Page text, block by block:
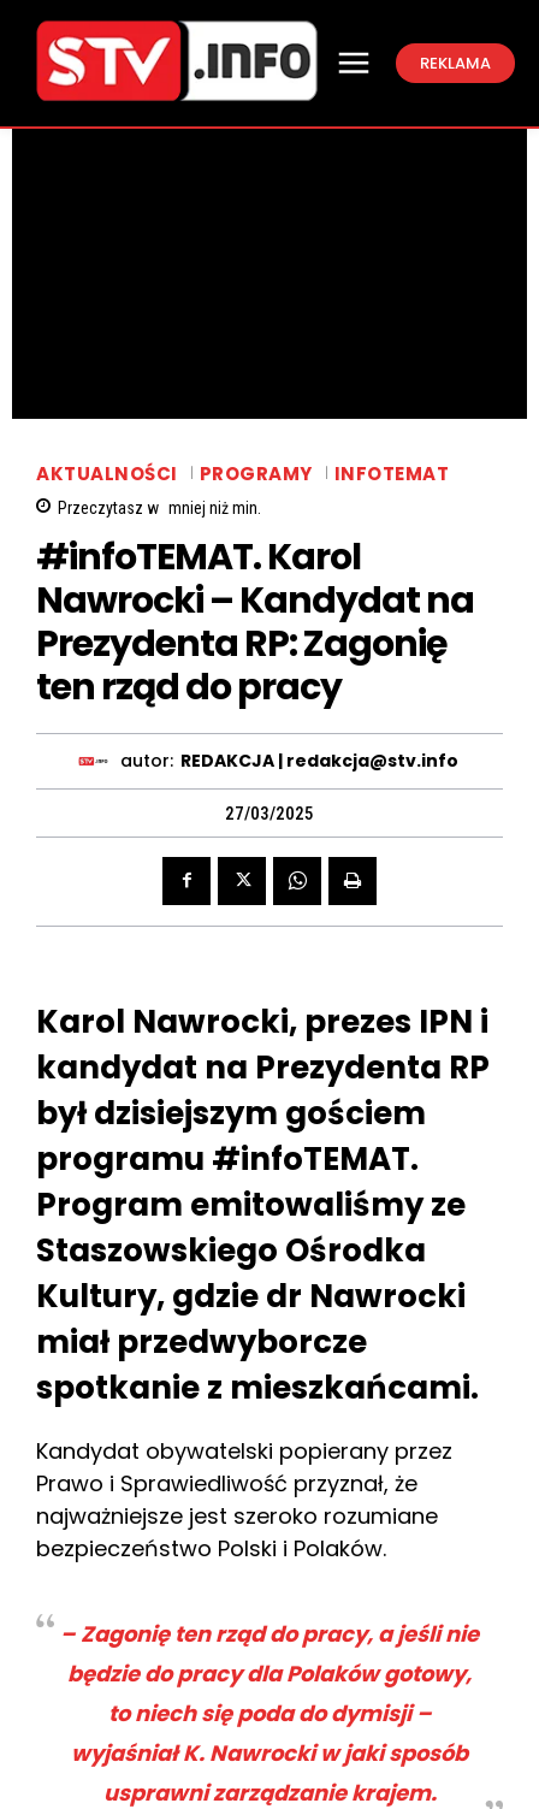
REKLAMA
AKTUALNOŚCI PROGRAMY INFOTEMAT
Przeczytasz w mniej niżmin.
#infoTEMAT. Karol
Nawrocki – Kandydat na
Prezydenta RP: Zagonię
ten rząd do pracy
autor: REDAKCJA | redakcja@stv.info
27/03/2025
Karol Nawrocki, prezes IPN i
kandydat na Prezydenta RP
był dzisiejszym gościem
programu #infoTEMAT.
Program emitowaliśmy ze
Staszowskiego Ośrodka
Kultury, gdzie dr Nawrocki
miał przedwyborcze
spotkanie z mieszkańcami.
Kandydat obywatelski popierany przez
Prawo i Sprawiedliwość przyznał, że
najważniejsze jest szeroko rozumiane
bezpieczeństwo Polski i Polaków.
– Zagonię ten rząd do pracy, a jeśli nie
będzie do pracy dla Polaków gotowy,
to niech się poda do dymisji–
wyjaśniał K. Nawrocki w jaki sposób
usprawni zarządzanie krajem.